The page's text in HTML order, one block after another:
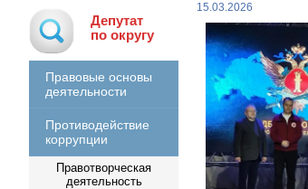
Депутат
по округу
Правовые основы
деятельности
Противодействие
коррупции
Правотворческая
деятельность
15.03.2026